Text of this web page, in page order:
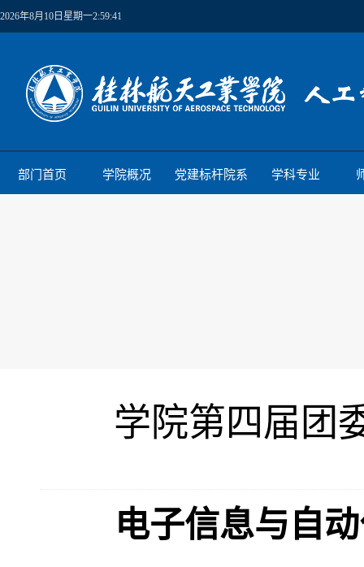
2026年8月10日星期一2:59:42
部门首页 学院概况 党建标杆院系 学科专业
学院第四届团
电子信息与自